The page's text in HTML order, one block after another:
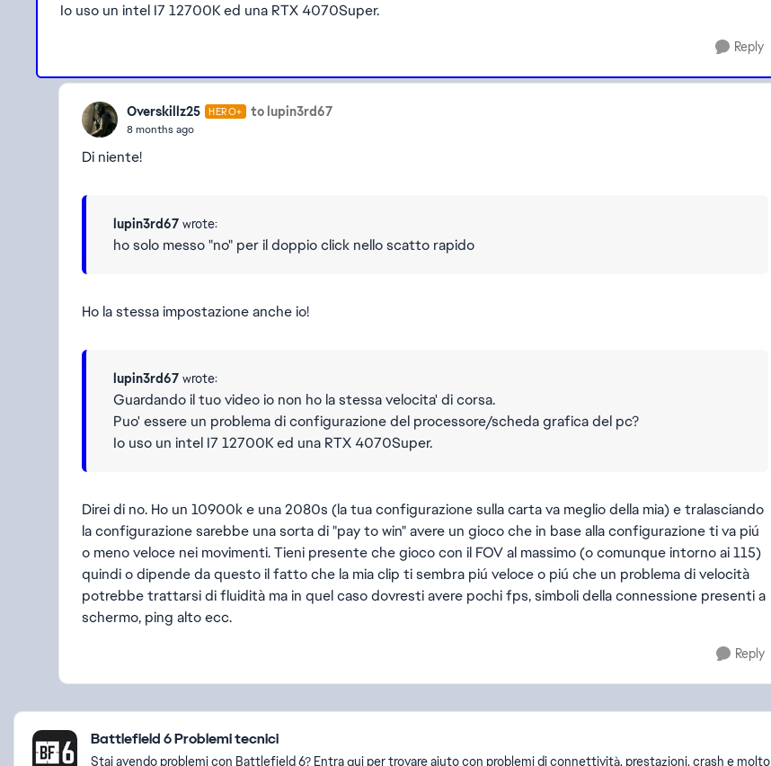
Io uso un intel I7 12700K ed una RTX 4070Super.
Reply
Overskillz25 HERO+ to lupin3rd67
8 months ago
Di niente!
lupin3rd67 wrote:
ho solo messo "no" per il doppio click nello scatto rapido
Ho la stessa impostazione anche io!
lupin3rd67 wrote:
Guardando il tuo video io non ho la stessa velocita' di corsa.
Puo' essere un problema di configurazione del processore/scheda grafica del pc?
Io uso un intel I7 12700K ed una RTX 4070Super.
Direi di no. Ho un 10900k e una 2080s (la tua configurazione sulla carta va meglio della mia) e tralasciando
la configurazione sarebbe una sorta di "pay to win" avere un gioco che in base alla configurazione ti va piú
o meno veloce nei movimenti. Tieni presente che gioco con il FOV al massimo (o comunque intorno ai 115)
quindi o dipende da questo il fatto che la mia clip ti sembra piú veloce o piú che un problema di velocità
potrebbe trattarsi di fluidità ma in quel caso dovresti avere pochi fps, simboli della connessione presenti a
schermo, ping alto ecc.
Reply
Featured Places
Battlefield 6 Problemi tecnici
Stai avendo problemi con Battlefield 6? Entra qui per trovare aiuto con problemi di connettività, prestazioni, crash e molto